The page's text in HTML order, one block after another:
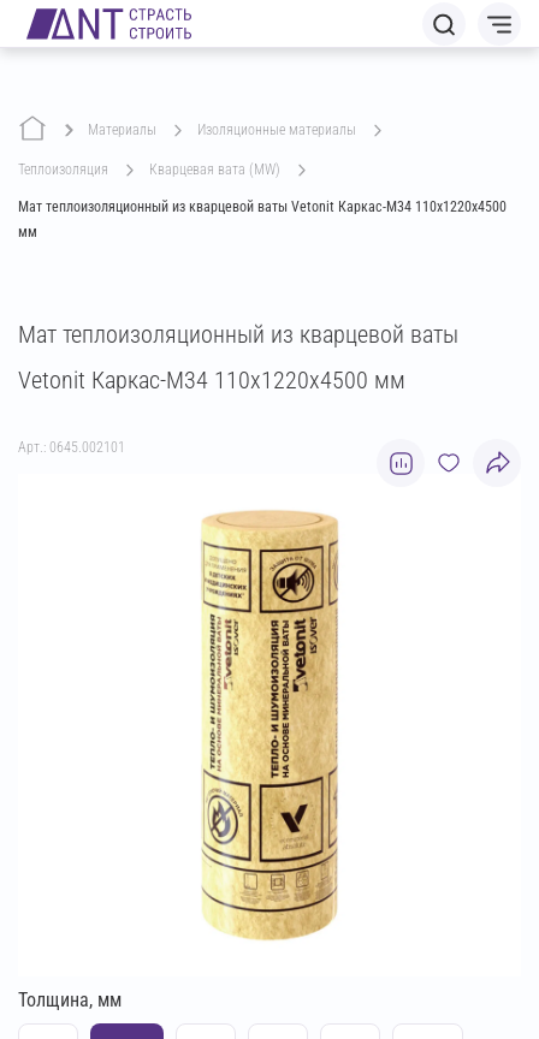
Материалы изоляционные материалы
теплоизоляция кварцевая вата (MW)
Мат теплоизоляционный из кварцевой ваты Vetonit Каркас-М34 110х1220х4500
мм
Мат теплоизоляционный из кварцевой ваты
Vetonit Каркас-М34 110х1220х4500 мм
Арт.: 0645.002101
Толщина, мм